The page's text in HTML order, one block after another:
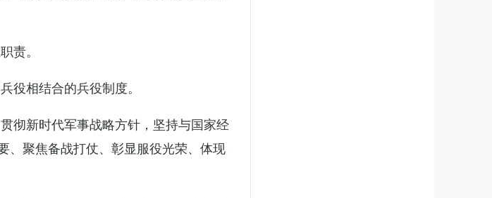
责。
役相结合的兵役制度。
彻新时代军事战略方针，坚持与国家经
、聚焦备战打仗、彰显服役光荣、体现